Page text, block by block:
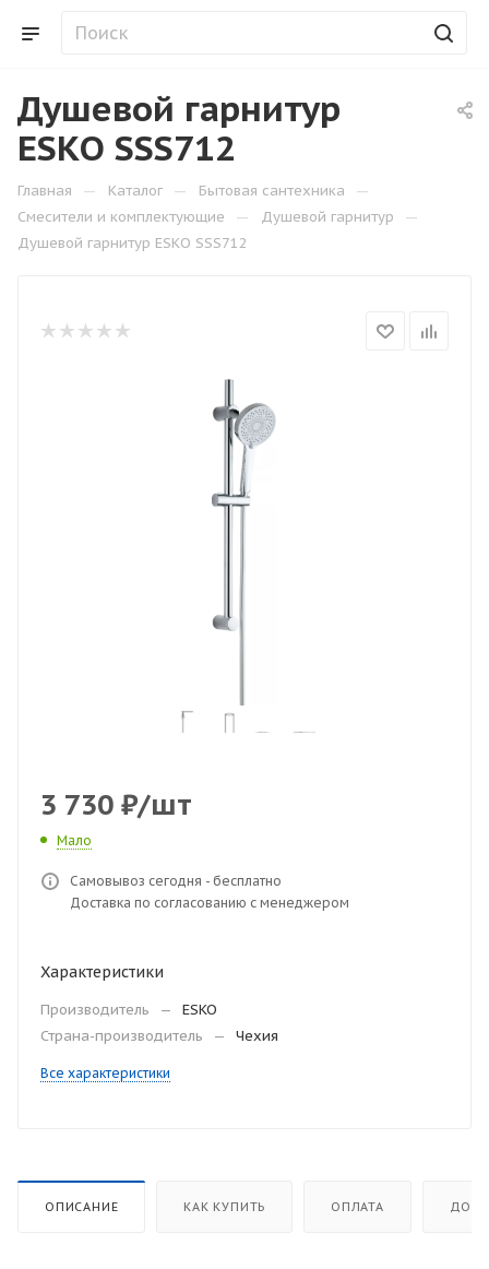
Душевой гарнитур
ESКO SSS712
Главная — Каталог — Бытовая сантехника —
Смесители и комплектующие — Душевой гарнитур —
Душевой гарнитур ESКO SSS712
3 730 ₽/шт
Мало
Самовывоз сегодня - бесплатно
Доставка по согласованию с менеджером
Характеристики
Производитель —
ESKO
Страна-производитель
— Чехия
Все характеристики
ОПИСАНИЕ КАК КУПИТЬ ОПЛАТА